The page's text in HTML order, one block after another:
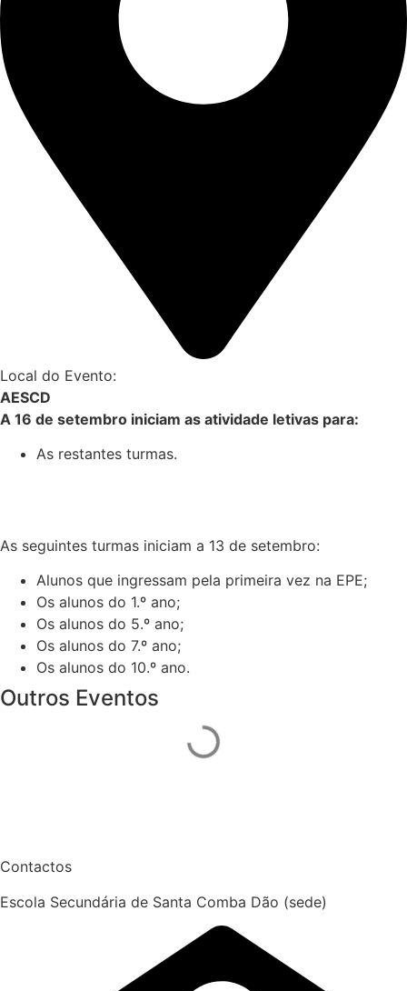
Local do Evento:
AESCD
A 16 de setembro iniciam as atividade letivas para:
As restantes turmas.
As seguintes turmas iniciam a 13 de setembro:
Alunos que ingressam pela primeira vez na EPE;
Os alunos do 1.º ano;
Os alunos do 5.º ano;
Os alunos do 7.º ano;
Os alunos do 10.º ano.
Outros Eventos
Contactos
Escola Secundária de Santa Comba Dão (sede)